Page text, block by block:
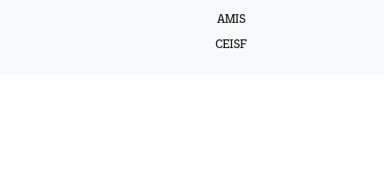
AMIS
CEISF